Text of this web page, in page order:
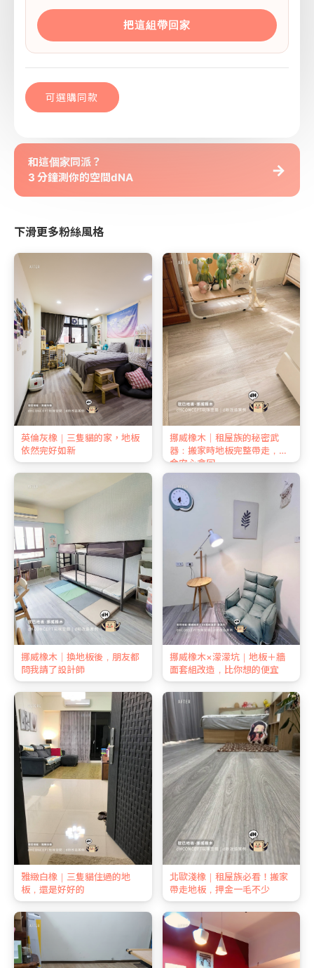
把這組帶回家
可選購同款
和這個家同派？
3 分鐘測你的空間dNA
→
下滑更多粉絲風格
英倫灰橡｜三隻貓的家，地板
依然完好如新
挪威橡木｜租屋族的秘密武
器：搬家時地板完整帶走，押
金安心拿回
挪威橡木｜換地板後，朋友都
問我請了設計師
挪威橡木×濛濛坑｜地板＋牆
面套組改造，比你想的便宜
雅緻白橡｜三隻貓住過的地
板，還是好好的
北歐淺橡｜租屋族必看！搬家
帶走地板，押金一毛不少